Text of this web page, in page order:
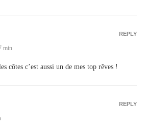
min
côtes c’est aussi un de mes top rêves !
REPLY
REPLY